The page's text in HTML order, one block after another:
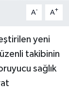
A- A+
yeni
takibinin
sağlık